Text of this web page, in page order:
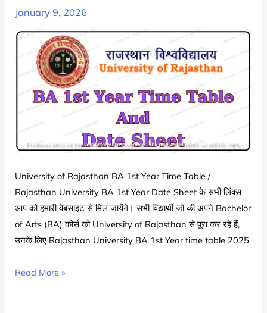
RU
Exam
Date
Sheet
Schedule
January 9, 2026
University of Rajasthan BA 1st Year Time Table /
Rajasthan University BA 1st Year Date Sheet के सभी लिंक्स
आप को हमारी वेबसाइट से मिल जायेंगे। सभी विद्यार्थी जो की अपने Bachelor
of Arts (BA) कोर्स को University of Rajasthan से पूरा कर रहे हैं,
उनके लिए Rajasthan University BA 1st Year time table 2025
Rajasthan
Read More »